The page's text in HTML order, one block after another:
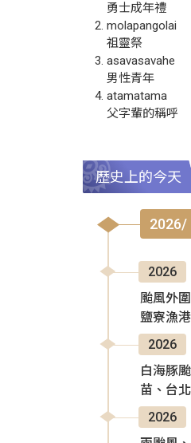
勇士成年禮
molapangolai
祖靈祭
asavasavahe
男性青年
atamatama
父字輩的稱呼
歷史上的今天
2026/
2026
颱風外
鹽寮漁
2026
白海豚
苗、台
2026